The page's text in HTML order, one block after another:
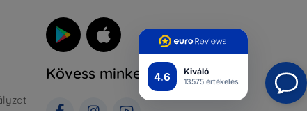
4.6 Kiváló
13575 értékelés
Kövess minket